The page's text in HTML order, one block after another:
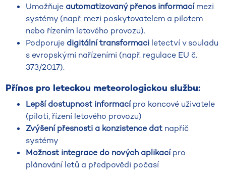
Umožňuje automatizovaný přenos informacímezi
systémy (např. mezi poskytovatelem a pilotem
nebo řízením letového provozu).
Podporuje digitální transformaci letectví v souladu
s evropskými nařízeními (např. regulace EU č.
373/2017).
Přínos pro leteckou meteorologickou službu:
Lepší dostupnost informacípro koncové uživatele
(piloti, řízení letového provozu)
Zvýšení přesnosti a konzistence dat napříč
systémy
Možnost integrace do nových aplikacípro
plánování letů a předpovědi počasí